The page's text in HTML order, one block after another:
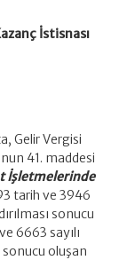
İstisnası
Gelir Vergisi
41. maddesi
İşletmelerinde
tarih ve 3946
sonucu
6663 sayılı
oluşan